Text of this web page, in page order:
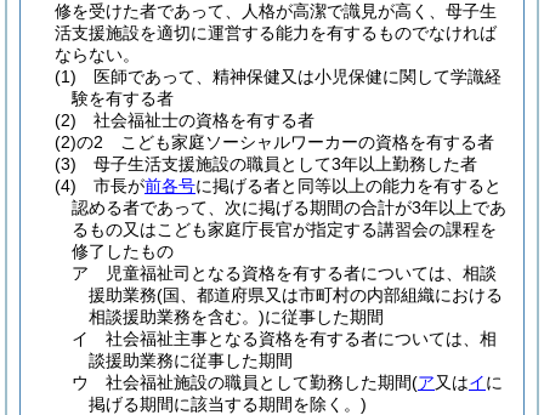
修を受けた者であって、人格が高潔で識見が高く、母子生
活支援施設を適切に運営する能力を有するものでなければ
ならない。
(1)
医師であって、精神保健又は小児保健に関して学識経
験を有する者
(2)
社会福祉士の資格を有する者
(2)の2
こども家庭ソーシャルワーカーの資格を有する者
(3)
母子生活支援施設の職員として3年以上勤務した者
(4)
市長が前各号に掲げる者と同等以上の能力を有すると
認める者であって、次に掲げる期間の合計が3年以上であ
るもの又はこども家庭庁長官が指定する講習会の課程を
修了したもの
ア
児童福祉司となる資格を有する者については、相談
援助業務(国、都道府県又は市町村の内部組織における
相談援助業務を含む。)に従事した期間
イ
社会福祉主事となる資格を有する者については、相
談援助業務に従事した期間
ウ
社会福祉施設の職員として勤務した期間(ア又はイに
掲げる期間に該当する期間を除く。)